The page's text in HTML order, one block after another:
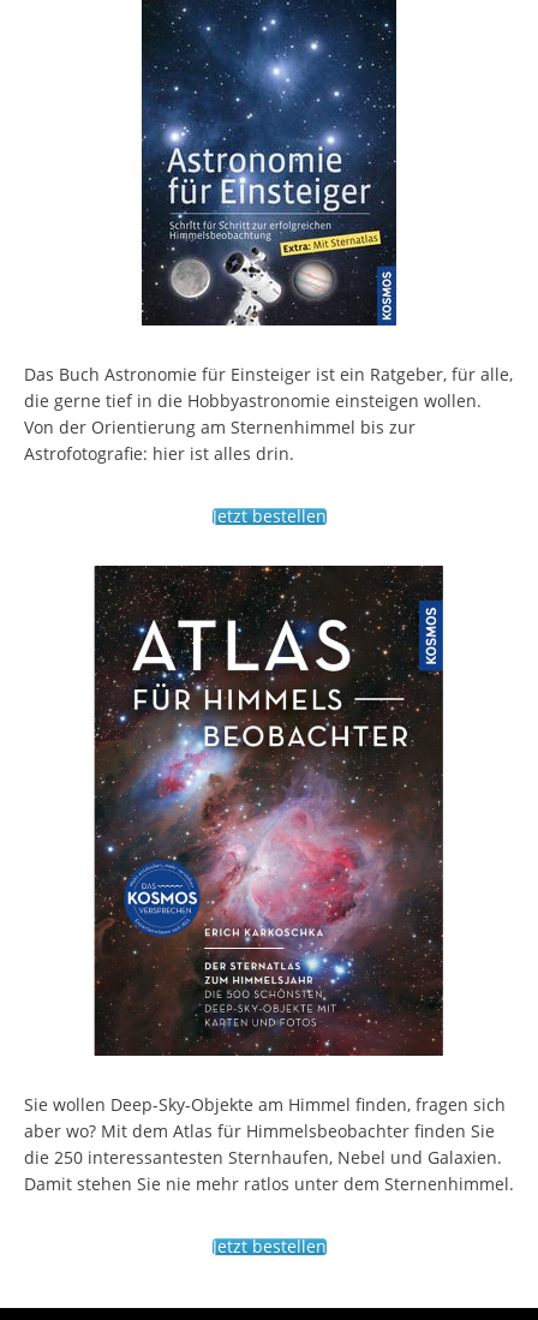
Das Buch Astronomie für Einsteiger ist ein Ratgeber, für alle,
die gerne tief in die Hobbyastronomie einsteigen wollen.
Von der Orientierung am Sternenhimmel bis zur
Astrofotografie: hier ist alles drin.
Jetzt bestellen
Sie wollen Deep-Sky-Objekte am Himmel finden, fragen sich
aber wo? Mit dem Atlas für Himmelsbeobachter finden Sie
die 250 interessantesten Sternhaufen, Nebel und Galaxien.
Damit stehen Sie nie mehr ratlos unter dem Sternenhimmel.
Jetzt bestellen